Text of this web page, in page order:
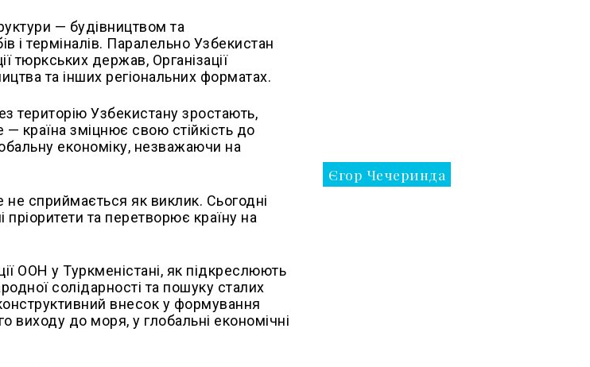
— будівництвом та
і терміналів. Паралельно Узбекистан
тюркських держав, Організації
та інших регіональних форматах.
територію Узбекистану зростають,
країна зміцнює свою стійкість до
економіку, незважаючи на
сприймається як виклик. Сьогодні
та перетворює країну на
ООН у Туркменістані, як підкреслюють
солідарності та пошуку сталих
внесок у формування
виходу до моря, у глобальні економічні
Єгор Чечеринда